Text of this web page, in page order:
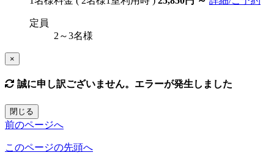
定員
2～3名様
×
誠に申し訳ございません。エラーが発生しました
閉じる
前のページへ
このページの先頭へ